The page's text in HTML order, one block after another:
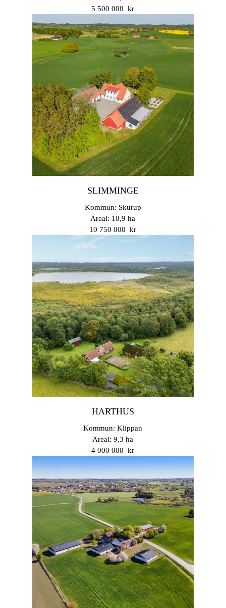
5 500 000 kr
SLIMMINGE
Kommun: Skurup
Areal: 10,9 ha
10 750 000 kr
HARTHUS
Kommun: Klippan
Areal: 9,3 ha
4 000 000 kr